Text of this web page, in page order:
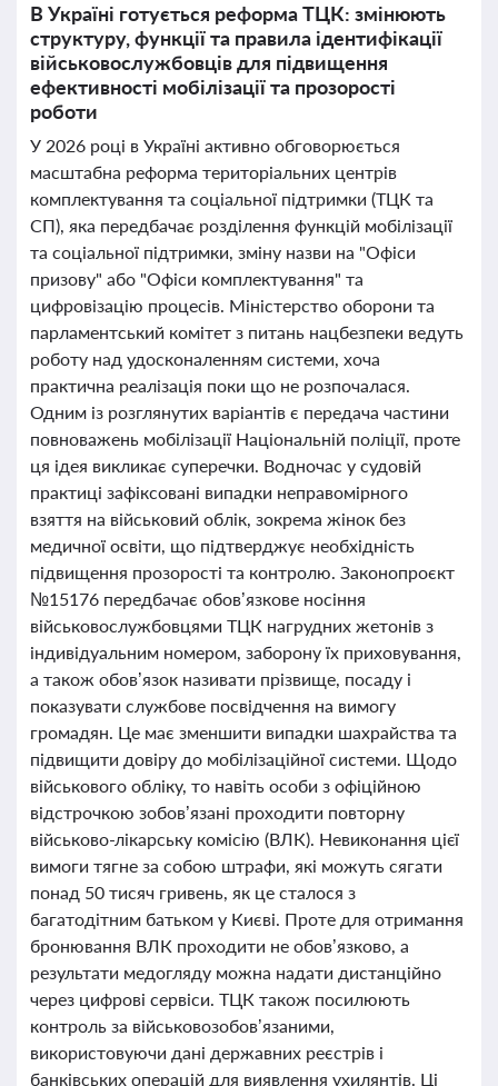
В Україні готується реформа ТЦК: змінюють
структуру, функції та правила ідентифікації
військовослужбовців для підвищення
ефективності мобілізації та прозорості
роботи
У 2026 році в Україні активно обговорюється
масштабна реформа територіальних центрів
комплектування та соціальної підтримки (ТЦК та
СП), яка передбачає розділення функцій мобілізації
та соціальної підтримки, зміну назви на "Офіси
призову" або "Офіси комплектування" та
цифровізацію процесів. Міністерство оборони та
парламентський комітет з питань нацбезпеки ведуть
роботу над удосконаленням системи, хоча
практична реалізація поки що не розпочалася.
Одним із розглянутих варіантів є передача частини
повноважень мобілізації Національній поліції, проте
ця ідея викликає суперечки. Водночас у судовій
практиці зафіксовані випадки неправомірного
взяття на військовий облік, зокрема жінок без
медичної освіти, що підтверджує необхідність
підвищення прозорості та контролю. Законопроєкт
№15176 передбачає обов’язкове носіння
військовослужбовцями ТЦК нагрудних жетонів з
індивідуальним номером, заборону їх приховування,
а також обов’язок називати прізвище, посаду і
показувати службове посвідчення на вимогу
громадян. Це має зменшити випадки шахрайства та
підвищити довіру до мобілізаційної системи. Щодо
військового обліку, то навіть особи з офіційною
відстрочкою зобов’язані проходити повторну
військово-лікарську комісію (ВЛК). Невиконання цієї
вимоги тягне за собою штрафи, які можуть сягати
понад 50 тисяч гривень, як це сталося з
багатодітним батьком у Києві. Проте для отримання
бронювання ВЛК проходити не обов’язково, а
результати медогляду можна надати дистанційно
через цифрові сервіси. ТЦК також посилюють
контроль за військовозобов’язаними,
використовуючи дані державних реєстрів і
банківських операцій для виявлення ухилянтів. Ці